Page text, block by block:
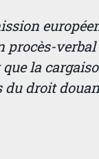
procès-
la
du droit